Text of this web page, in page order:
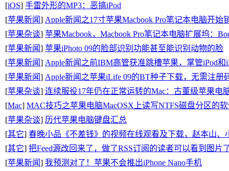
[iOS] 手雷外形的MP3：恶搞iPod
[苹果新闻] Apple新闻之17寸苹果Macbook Pro笔记本电脑开始
[苹果杂谈] 苹果Macbook，Macbook Pro笔记本电脑扩展坞：
[苹果新闻] 苹果iPhoto 09的脸部识别功能甚至能识别动物的脸
[苹果新闻] Apple新闻之前IBM高管获准跳槽苹果，掌管iPod和
[苹果新闻] Apple新闻之苹果iLife 09的BT种子下载，无需注册
[苹果杂谈] 连续服役17年仍在正常运转的Mac：古董级苹果电
[Mac] MAC技巧之苹果电脑MacOSX上读写NTFS磁盘分区的
[苹果杂谈] 历代苹果电脑键盘汇总
[其它] 春晚小品《不差钱》的视频在线观看及下载，赵本山、
[其它] 把Feed源改回来了，做了RSS订阅的读者可以看到图片
[苹果新闻] 我预测对了！苹果不会推出iPhone Nano手机